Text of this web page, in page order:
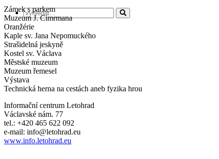
Zámek s parkem
Muzeum J. Cimrmana
Oranžérie
Kaple sv. Jana Nepomuckého
Strašidelná jeskyně
Kostel sv. Václava
Městské muzeum
Muzeum řemesel
Výstava
Technická herna na cestách aneb fyzika hrou
Informační centrum Letohrad
Václavské nám. 77
tel.: +420 465 622 092
e-mail: info@letohrad.eu
www.info.letohrad.eu